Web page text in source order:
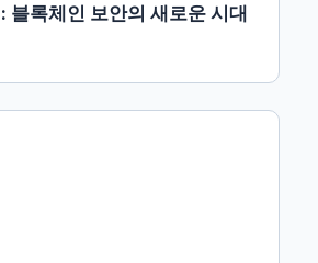
록체인 보안의 새로운 시대